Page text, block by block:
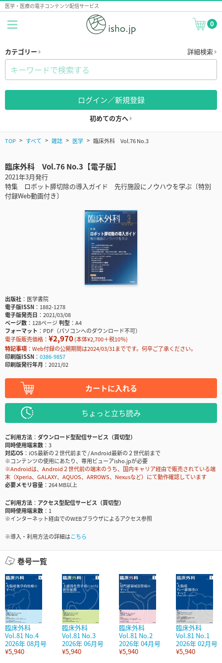
医学・医療の電子コンテンツ配信サービス
0
カテゴリー 詳細検索
ログイン／新規登録
初めての方へ
TOP すべて 雑誌 医学 臨床外科 Vol.76 No.3
臨床外科 Vol.76 No.3【電子版】
2021年3月発行
特集 ロボット膵切除の導入ガイド 先行施設にノウハウを学ぶ〔特別
付録Web動画付き〕
出版社
医学書院
電子版ISSN
1882-1278
電子版発売日
2021/03/08
ページ数
128ページ判型
A4
フォーマット
PDF（パソコンへのダウンロード不可）
電子版販売価格： ¥2,970(本体¥2,700＋税10％)
特記事項
Web付録の公開期間は2024/03/31までです。何卒ご了承ください。
印刷版ISSN
0386-9857
印刷版発行年月
2021/02
カートに入れる
ちょっと立ち読み
ご利用方法
ダウンロード型配信サービス（買切型）
同時使用端末数
3
対応OS
iOS最新の２世代前まで / Android最新の２世代前まで
※コンテンツの使用にあたり、専用ビューアisho.jpが必要
※Androidは、Android２世代前の端末のうち、国内キャリア経由で販売されている端
末（Xperia、GALAXY、AQUOS、ARROWS、Nexusなど）にて動作確認しています
必要メモリ容量
264 MB以上
ご利用方法
アクセス型配信サービス（買切型）
同時使用端末数
1
※インターネット経由でのWEBブラウザによるアクセス参照
※導入・利用方法の詳細はこちら
巻号一覧
臨床外科
Vol.81 No.4
2026年 08月号
¥5,940
臨床外科
Vol.81 No.3
2026年 06月号
¥5,940
臨床外科
Vol.81 No.2
2026年 04月号
¥5,940
臨床外科
Vol.81 No.1
2026年 02月号
¥5,940